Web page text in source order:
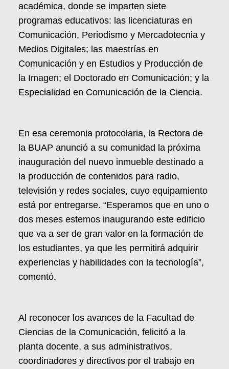
académica, donde se imparten siete
programas educativos: las licenciaturas en
Comunicación, Periodismo y Mercadotecnia y
Medios Digitales; las maestrías en
Comunicación y en Estudios y Producción de
la Imagen; el Doctorado en Comunicación; y la
Especialidad en Comunicación de la Ciencia.
En esa ceremonia protocolaria, la Rectora de
la BUAP anunció a su comunidad la próxima
inauguración del nuevo inmueble destinado a
la producción de contenidos para radio,
televisión y redes sociales, cuyo equipamiento
está por entregarse. “Esperamos que en uno o
dos meses estemos inaugurando este edificio
que va a ser de gran valor en la formación de
los estudiantes, ya que les permitirá adquirir
experiencias y habilidades con la tecnología”,
comentó.
Al reconocer los avances de la Facultad de
Ciencias de la Comunicación, felicitó a la
planta docente, a sus administrativos,
coordinadores y directivos por el trabajo en